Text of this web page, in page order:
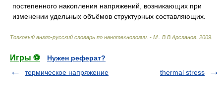
постепенного накопления напряжений, возникающих при
изменении удельных объёмов структурных составляющих.
Толковый англо-русский словарь по нанотехнологии. - М. В.В.Арсланов 2009
Игры ⚽
Нужен реферат?
термическое напряжение
thermal stress